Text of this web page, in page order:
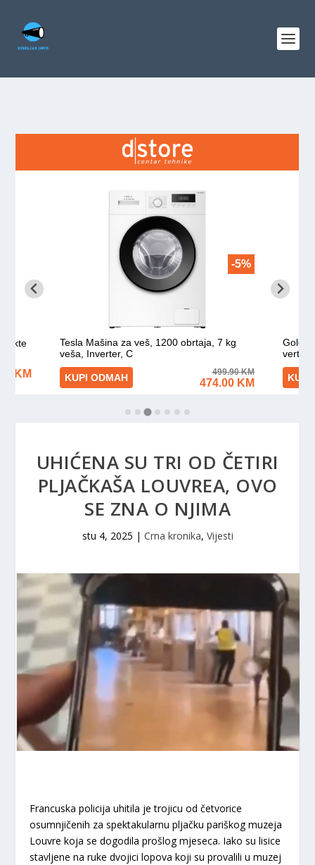
UHIĆENA SU TRI OD ČETIRI
PLJAČKAŠA LOUVREA, OVO
SE ZNA O NJIMA
stu 4, 2025 | Crna kronika, Vijesti
Francuska policija uhitila je trojicu od četvorice
osumnjičenih za spektakularnu pljačku pariškog muzeja
Louvre koja se dogodila prošlog mjeseca. Iako su lisice
stavljene na ruke dvojici lopova koji su provalili u muzej